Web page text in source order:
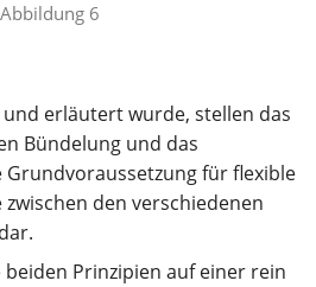
Abbildung 6
erläutert wurde, stellen das
Bündelung und das
für flexible
den verschiedenen
Prinzipien auf einer rein